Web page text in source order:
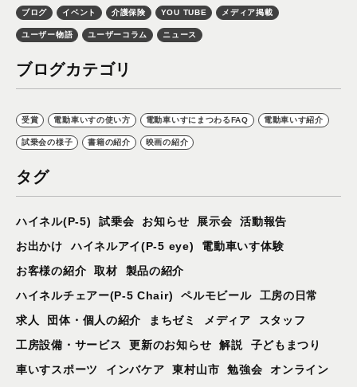
ブログ イベント 介護保険 YOU TUBE メディア掲載
ユーザー物語 ユーザーコラム ニュース
ブログカテゴリ
受賞 電動車いすの使い方 電動車いすにまつわるFAQ 電動車いす紹介
試乗会の様子 書籍の紹介 映画の紹介
タグ
ハイネル(P-5) 試乗会 お知らせ 展示会
活動報告
お出かけ
ハイネルアイ(P-5 eye)
電動車いす体験
お客様の紹介
取材
製品の紹介
ハイネルチェアー(P-5 Chair)
ペルモビール
工房の日常
求人
団体・個人の紹介 まちゼミ メディア
スタッフ
工房設備・サービス
更新のお知らせ 解説
子どもまつり
車いすスポーツ
インバケア 東村山市 勉強会
オンライン